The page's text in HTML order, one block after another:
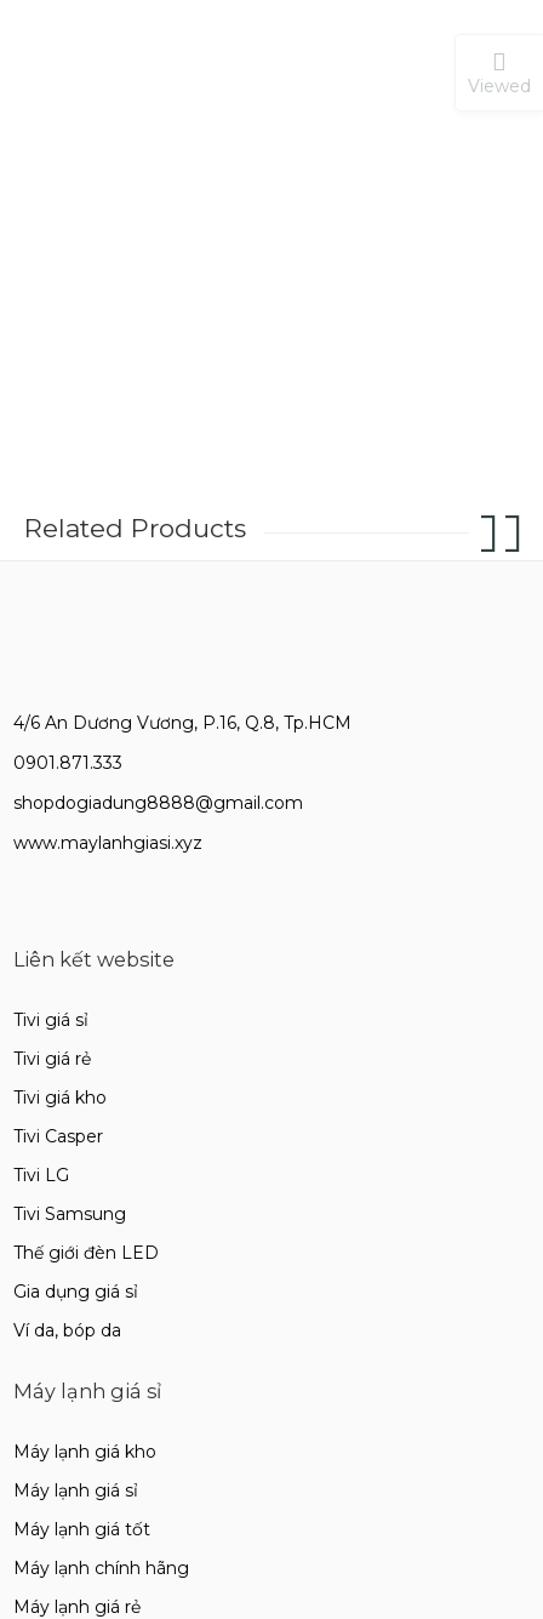
Related Products
4/6 An Dương Vương, P.16, Q.8, Tp.HCM
0901.871.333
shopdogiadung8888@gmail.com
www.maylanhgiasi.xyz
Liên kết website
Tivi giá sỉ
Tivi giá rẻ
Tivi giá kho
Tivi Casper
Tivi LG
Tivi Samsung
Thế giới đèn LED
Gia dụng giá sỉ
Ví da, bóp da
Máy lạnh giá sỉ
Máy lạnh giá kho
Máy lạnh giá sỉ
Máy lạnh giá tốt
Máy lạnh chính hãng
Máy lạnh giá rẻ
Viewed